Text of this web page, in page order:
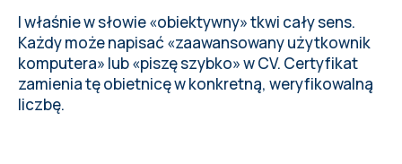
I właśnie w słowie «obiektywny» tkwi cały sens.
Każdy może napisać «zaawansowany użytkownik
komputera» lub «piszę szybko» w CV. Certyfikat
zamienia tę obietnicę w konkretną, weryfikowalną
liczbę.